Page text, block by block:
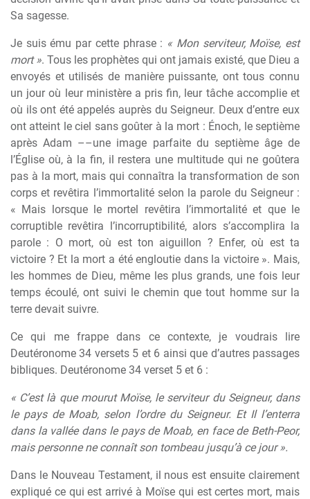
Sa sagesse.
Je suis ému par cette phrase : « Mon serviteur, Moïse, est
mort ». Tous les prophètes qui ont jamais existé, que Dieu a
envoyés et utilisés de manière puissante, ont tous connu
un jour où leur ministère a pris fin, leur tâche accomplie et
où ils ont été appelés auprès du Seigneur. Deux d’entre eux
ont atteint le ciel sans goûter à la mort : Énoch, le septième
après Adam ––une image parfaite du septième âge de
l’Église où, à la fin, il restera une multitude qui ne goûtera
pas à la mort, mais qui connaîtra la transformation de son
corps et revêtira l’immortalité selon la parole du Seigneur :
« Mais lorsque le mortel revêtira l’immortalité et que le
corruptible revêtira l’incorruptibilité, alors s’accomplira la
parole : O mort, où est ton aiguillon ? Enfer, où est ta
victoire ? Et la mort a été engloutie dans la victoire ». Mais,
les hommes de Dieu, même les plus grands, une fois leur
temps écoulé, ont suivi le chemin que tout homme sur la
terre devait suivre.
Ce qui me frappe dans ce contexte, je voudrais lire
Deutéronome 34 versets 5 et 6 ainsi que d’autres passages
bibliques. Deutéronome 34 verset 5 et 6 :
« C’est là que mourut Moïse, le serviteur du Seigneur, dans
le pays de Moab, selon l’ordre du Seigneur. Et Il l’enterra
dans la vallée dans le pays de Moab, en face de Beth-Peor,
mais personne ne connaît son tombeau jusqu’à ce jour ».
Dans le Nouveau Testament, il nous est ensuite clairement
expliqué ce qui est arrivé à Moïse qui est certes mort, mais